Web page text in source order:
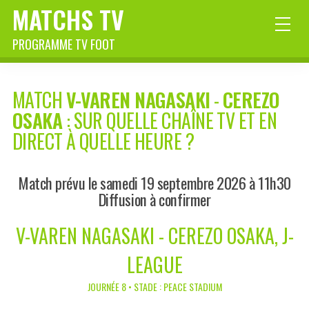
MATCHS TV
PROGRAMME TV FOOT
MATCHV-VAREN NAGASAKI-CEREZO
OSAKA: SUR QUELLE CHAÎNE TV ET EN
DIRECT À QUELLE HEURE ?
Match prévu le samedi 19 septembre 2026 à 11h30
Diffusion à confirmer
V-VAREN NAGASAKI - CEREZO OSAKA, J-
LEAGUE
JOURNÉE 8 • STADE : PEACE STADIUM